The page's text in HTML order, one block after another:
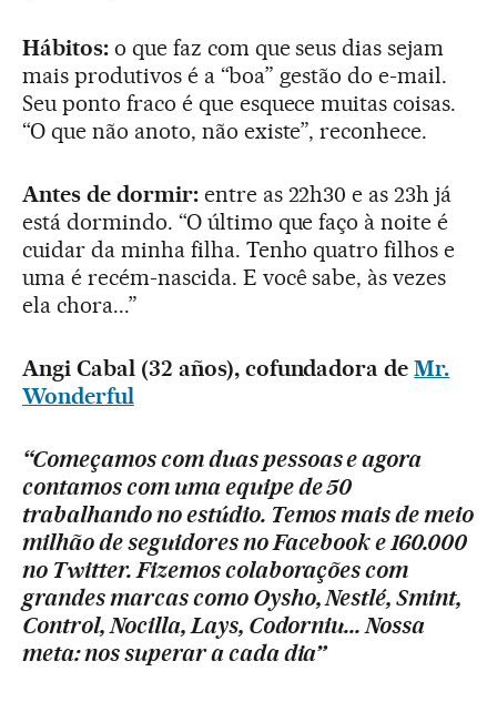
Hábitos:o que faz com que seus dias sejam
mais produtivos é a “boa” gestão do e-mail.
Seu ponto fraco é que esquece muitas coisas.
“O que não anoto, não existe”, reconhece.
Antes de dormir:entre as 22h30 e as 23h já
está dormindo. “O último que faço à noite é
cuidar da minha filha. Tenho quatro filhos e
uma é recém-nascida. E você sabe, às vezes
ela chora...”
Angi Cabal (32 años), cofundadora deMr.
Wonderful
“Começamos com duas pessoas e agora
contamos com uma equipe de 50
trabalhando no estúdio. Temos mais de meio
milhão de seguidores no Facebook e 160.000
no Twitter. Fizemos colaborações com
grandes marcas como Oysho, Nestlé, Smint,
Control, Nocilla, Lays, Codorniu... Nossa
meta: nos superar a cada dia”